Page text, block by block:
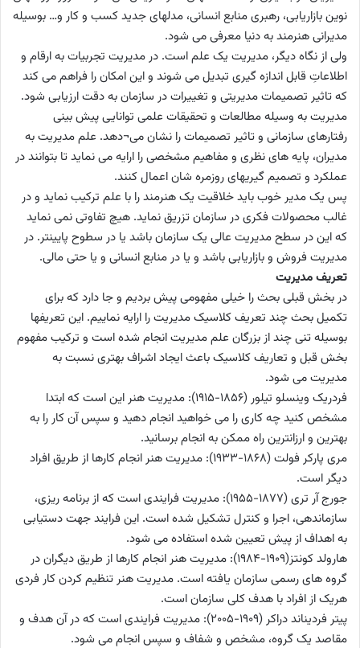
نوین بازاریابی، رهبری منابع انسانی، مدلهای جدید کسب و کار و… بوسیله
مدیرانی هنرمند به دنیا معرفی می شود.
ولی از نگاه دیگر، مدیریت یک علم است. در مدیریت تجربیات به ارقام و
اطلاعاتِ قابل اندازه گیری تبدیل می شوند و این امکان را فراهم می کند
که تاثیر تصمیمات مدیریتی و تغییرات در سازمان به دقت ارزیابی شود.
مدیریت به وسیله مطالعات و تحقیقات علمی توانایی پیش بینی
رفتارهای سازمانی و تاثیر تصمیمات را نشان می¬دهد. علم مدیریت به
مدیران، پایه های نظری و مفاهیم مشخصی را ارایه می نماید تا بتوانند در
عملکرد و تصمیم گیریهای روزمره شان اعمال کنند.
پس یک مدیر خوب باید خلاقیت یک هنرمند را با علم ترکیب نماید و در
غالب محصولات فکری در سازمان تزریق نماید. هیچ تفاوتی نمی نماید
که این در سطح مدیریت عالی یک سازمان باشد یا در سطوح پایینتر. در
مدیریت فروش و بازاریابی باشد و یا در منابع انسانی و یا حتی مالی.
تعریف مدیریت
در بخش قبلی بحث را خیلی مفهومی پیش بردیم و جا دارد که برای
تکمیل بحث چند تعریف کلاسیک مدیریت را ارایه نماییم. این تعریفها
بوسیله تنی چند از بزرگان علم مدیریت انجام شده است و ترکیب مفهوم
بخش قبل و تعاریف کلاسیک باعث ایجاد اشراف بهتری نسبت به
مدیریت می شود.
فردریک وینسلو تیلور (1856-1915): مدیریت هنر این است که ابتدا
مشخص کنید چه کاری را می خواهید انجام دهید و سپس آن کار را به
بهترین و ارزانترین راه ممکن به انجام برسانید.
مری پارکر فولت (1868-1933): مدیریت هنر انجام کارها از طریق افراد
دیگر است.
جورج آر تری (1877-1955): مدیریت فرایندی است که از برنامه ریزی،
سازماندهی، اجرا و کنترل تشکیل شده است. این فرایند جهت دستیابی
به اهداف از پیش تعیین شده استفاده می شود.
هارولد کونتز(1909-1984): مدیریت هنر انجام کارها از طریق دیگران در
گروه های رسمی سازمان یافته است. مدیریت هنر تنظیم کردن کار فردی
هریک از افراد با هدف کلی سازمان است.
پیتر فردیناند دراکر (1909-2005): مدیریت فرایندی است که در آن هدف و
مقاصد یک گروه، مشخص و شفاف و سپس انجام می شود.